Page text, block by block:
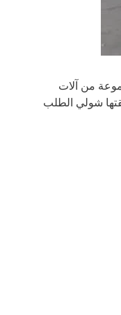
500 لتر إلى 5000 لتر أو أكثر، فإن مجموعة من آلات
شولي الطلب